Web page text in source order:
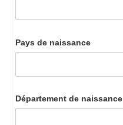
Pays de naissance
Département de naissance